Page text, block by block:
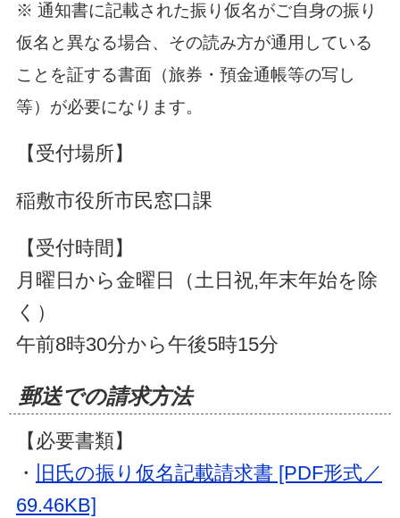
※ 通知書に記載された振り仮名がご自身の振り
仮名と異なる場合、その読み方が通用している
ことを証する書面（旅券・預金通帳等の写し
等）が必要になります。
【受付場所】
稲敷市役所市民窓口課
【受付時間】
月曜日から金曜日（土日祝,年末年始を除
く）
午前8時30分から午後5時15分
郵送での請求方法
【必要書類】
・
旧氏の振り仮名記載請求書 [PDF形式／
69.46KB]